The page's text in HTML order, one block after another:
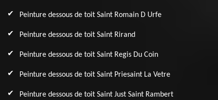
Peinture dessous de toit Saint Romain D Urfe
Peinture dessous de toit Saint Rirand
Peinture dessous de toit Saint Regis Du Coin
Peinture dessous de toit Saint Priesaint La Vetre
Peinture dessous de toit Saint Just Saint Rambert